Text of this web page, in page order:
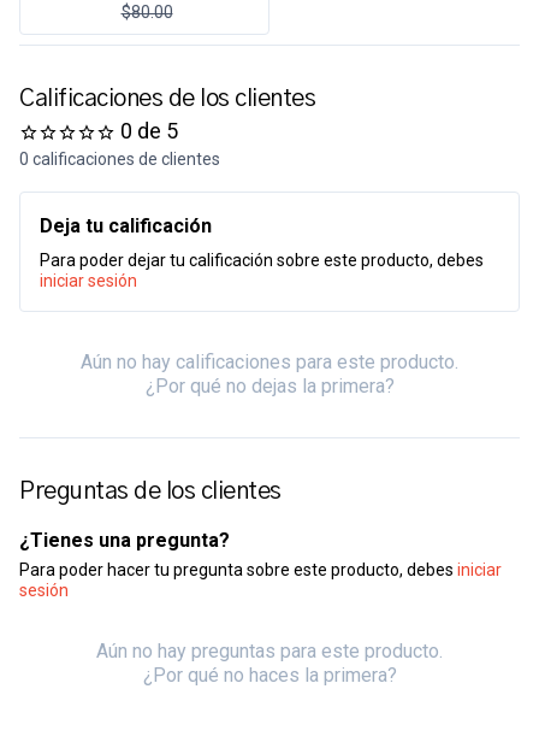
$80.00
Calificaciones de los clientes
0 de 5
0 calificaciones de clientes
Deja tu calificación
Para poder dejar tu calificación sobre este producto, debes
iniciar sesión
Aún no hay calificaciones para este producto.
¿Por qué no dejas la primera?
Preguntas de los clientes
¿Tienes una pregunta?
Para poder hacer tu pregunta sobre este producto, debes iniciar
sesión
Aún no hay preguntas para este producto.
¿Por qué no haces la primera?